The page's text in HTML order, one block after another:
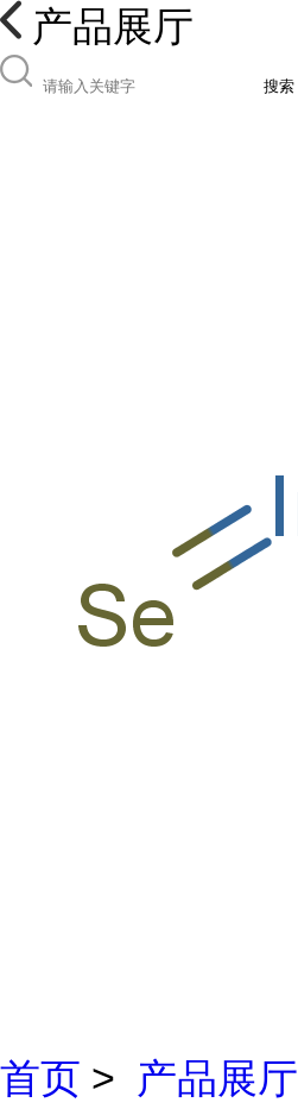
产品展厅
搜索
首页 > 产品展厅